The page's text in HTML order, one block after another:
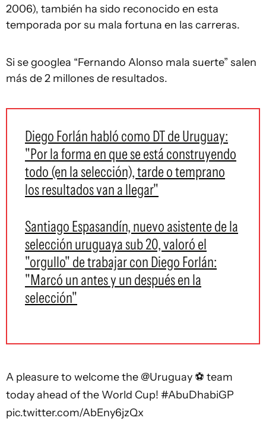
2006), también ha sido reconocido en esta
temporada por su mala fortuna en las carreras.
Si se googlea “Fernando Alonso mala suerte” salen
más de 2 millones de resultados.
Diego Forlán habló como DT de Uruguay:
"Por la forma en que se está construyendo
todo (en la selección), tarde o temprano
los resultados van a llegar"
Santiago Espasandín, nuevo asistente de la
selección uruguaya sub 20, valoró el
"orgullo" de trabajar con Diego Forlán:
"Marcó un antes y un después en la
selección"
A pleasure to welcome the @Uruguay ⚽️ team
today ahead of the World Cup! #AbuDhabiGP
pic.twitter.com/AbEny6jzQx